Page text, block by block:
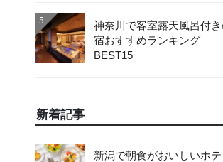
5
神奈川で客室露天風呂付
宿おすすめランキング
BEST15
新着記事
新潟で朝食がおいしいホテ